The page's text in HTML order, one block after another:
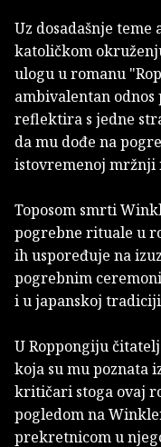
Uz dosadašnje
katoličkom
ulogu u romanu
ambivalentan
reflektira s jedne
da mu dođe na
istovremenoj mržnji
Toposom smrti
pogrebne rituale u
ih uspoređuje na
pogrebnim
i u japanskoj
U Roppongiju
koja su mu poznata
kritičari stoga ovaj
pogledom na
prekretnicom u